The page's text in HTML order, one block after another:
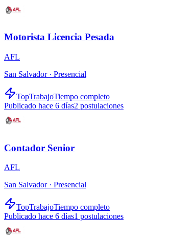
Motorista Licencia Pesada
AFL
San Salvador · Presencial
TopTrabajoTiempo completo
Publicado hace 6 días2 postulaciones
Contador Senior
AFL
San Salvador · Presencial
TopTrabajoTiempo completo
Publicado hace 6 días1 postulaciones